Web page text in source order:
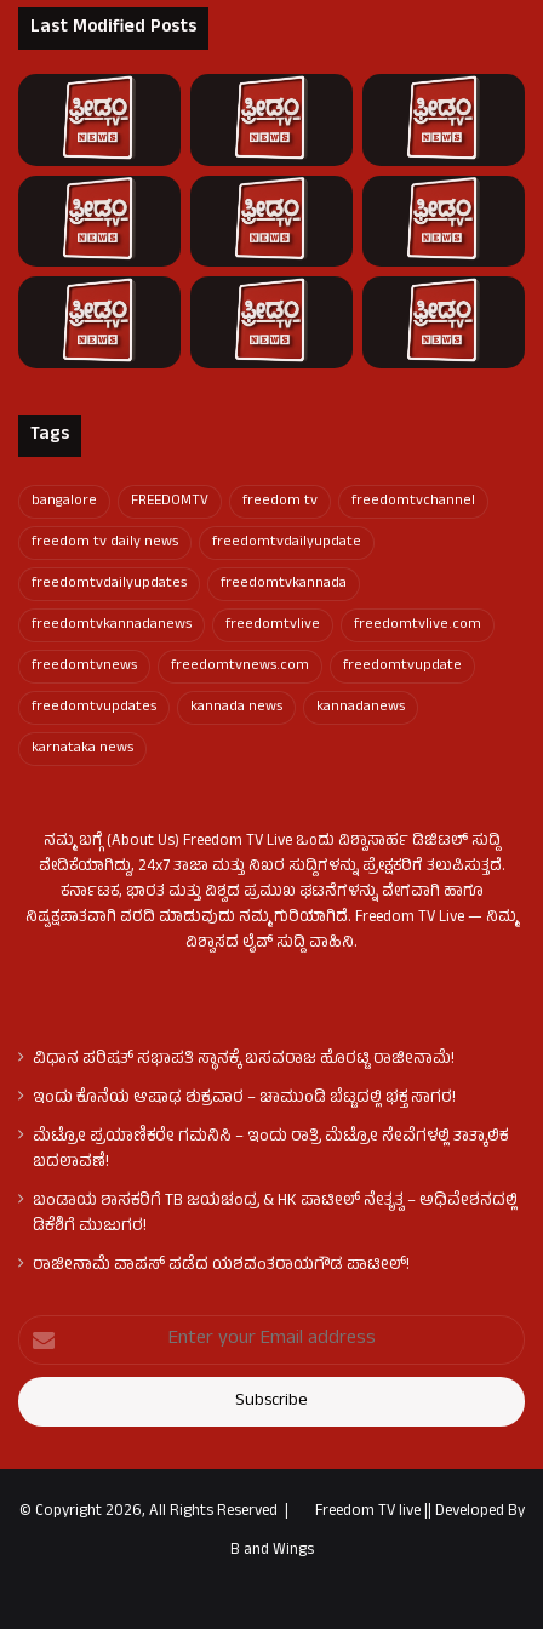
Last Modified Posts
Tags
bangalore FREEDOMTV freedom tv
freedomtvchannel
freedom tv daily news
freedomtvdailyupdate
freedomtvdailyupdates
freedomtvkannada
freedomtvkannadanews
freedomtvlive
freedomtvlive.com
freedomtvnews
freedomtvnews.com
freedomtvupdate
freedomtvupdates
kannada news
kannadanews
karnataka news
ನಮ್ಮ ಬಗ್ಗೆ (About Us) Freedom TV Live ಒಂದು ವಿಶ್ವಾಸಾರ್ಹ ಡಿಜಿಟಲ್ ಸುದ್ದಿ
ವೇದಿಕೆಯಾಗಿದ್ದು, 24x7 ತಾಜಾ ಮತ್ತು ನಿಖರ ಸುದ್ದಿಗಳನ್ನು ಪ್ರೇಕ್ಷಕರಿಗೆ ತಲುಪಿಸುತ್ತದೆ.
ಕರ್ನಾಟಕ, ಭಾರತ ಮತ್ತು ವಿಶ್ವದ ಪ್ರಮುಖ ಘಟನೆಗಳನ್ನು ವೇಗವಾಗಿ ಹಾಗೂ
ನಿಷ್ಪಕ್ಷಪಾತವಾಗಿ ವರದಿ ಮಾಡುವುದು ನಮ್ಮ ಗುರಿಯಾಗಿದೆ. Freedom TV Live — ನಿಮ್ಮ
ವಿಶ್ವಾಸದ ಲೈವ್ ಸುದ್ದಿ ವಾಹಿನಿ.
ವಿಧಾನ ಪರಿಷತ್ ಸಭಾಪತಿ ಸ್ಥಾನಕ್ಕೆ ಬಸವರಾಜ ಹೊರಟ್ಟಿ ರಾಜೀನಾಮೆ!
ಇಂದು ಕೊನೆಯ ಆಷಾಢ ಶುಕ್ರವಾರ – ಚಾಮುಂಡಿ ಬೆಟ್ಟದಲ್ಲಿ ಭಕ್ತ ಸಾಗರ!
ಮೆಟ್ರೋ ಪ್ರಯಾಣಿಕರೇ ಗಮನಿಸಿ – ಇಂದು ರಾತ್ರಿ ಮೆಟ್ರೋ ಸೇವೆಗಳಲ್ಲಿ ತಾತ್ಕಾಲಿಕ
ಬದಲಾವಣೆ!
ಬಂಡಾಯ ಶಾಸಕರಿಗೆ TB ಜಯಚಂದ್ರ & HK ಪಾಟೀಲ್ ನೇತೃತ್ವ – ಅಧಿವೇಶನದಲ್ಲಿ
ಡಿಕೆಶಿಗೆ ಮುಜುಗರ!
ರಾಜೀನಾಮೆ ವಾಪಸ್ ಪಡೆದ ಯಶವಂತರಾಯಗೌಡ ಪಾಟೀಲ್‌!
© Copyright 2026, All Rights Reserved | Freedom TV live||Developed By
B and Wings